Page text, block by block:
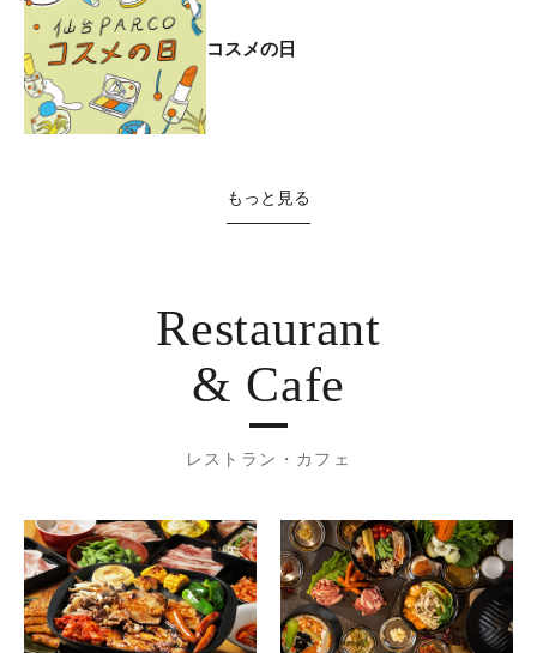
コスメの日
もっと見る
Restaurant
& Cafe
レストラン・カフェ